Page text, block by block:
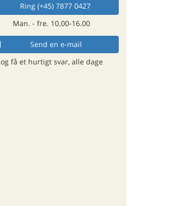
Ring (+45) 7877 0427
Man. - fre. 10.00-16.00
Send en e-mail
og få et hurtigt svar, alle dage